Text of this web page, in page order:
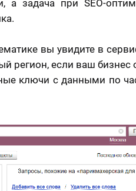
а задача при SEO-
вы увидите в
регион, если ваш бизнес
ключи с данными по